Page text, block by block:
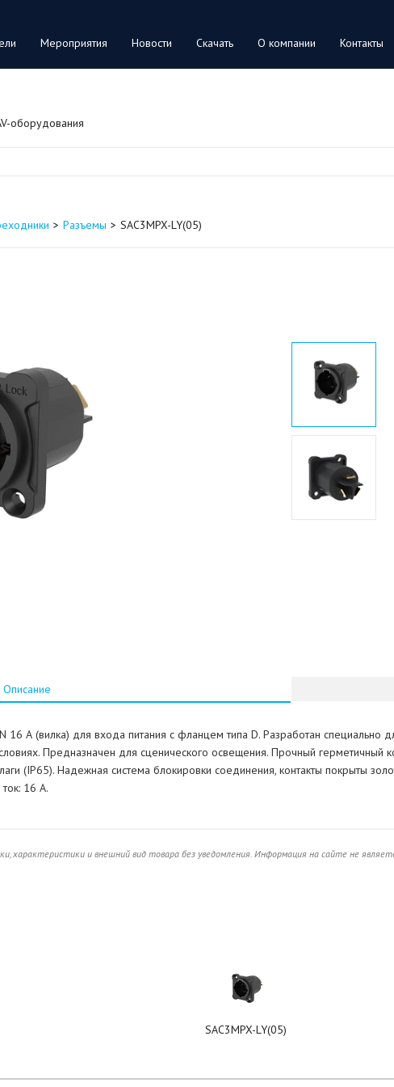
Мероприятия Новости Скачать О компании Контакты
оборудования
Разъемы SAC3MPX-LY(05)
Описание
16 А (вилка) для входа питания с фланцем типа D. Разработан специально
Предназначен для сценического освещения. Прочный герметичный
(IP65). Надежная система блокировки соединения, контакты покрыты
16 А.
характеристики и внешний вид товара без уведомления. Информация на сайте не
SAC3MPX-LY(05)